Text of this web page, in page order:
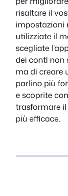
risaltare il
impostazioni
utilizziate il
scegliate
dei conti non
ma di creare
parlino più
e scoprite
trasformare
più efficace.